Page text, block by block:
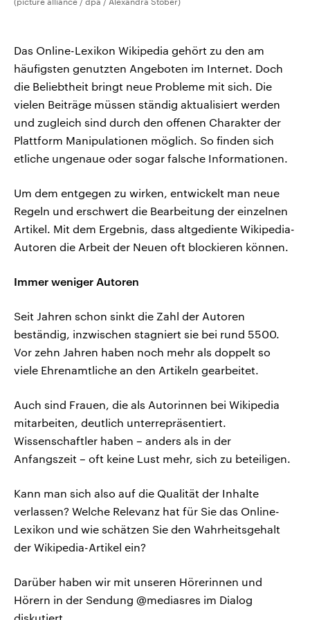
Das Online-Lexikon Wikipedia gehört zu den am
häufigsten genutzten Angeboten im Internet. Doch
die Beliebtheit bringt neue Probleme mit sich. Die
vielen Beiträge müssen ständig aktualisiert werden
und zugleich sind durch den offenen Charakter der
Plattform Manipulationen möglich. So finden sich
etliche ungenaue oder sogar falsche Informationen.
Um dem entgegen zu wirken, entwickelt man neue
Regeln und erschwert die Bearbeitung der einzelnen
Artikel. Mit dem Ergebnis, dass altgediente Wikipedia-
Autoren die Arbeit der Neuen oft blockieren können.
Immer weniger Autoren
Seit Jahren schon sinkt die Zahl der Autoren
beständig, inzwischen stagniert sie bei rund 5500.
Vor zehn Jahren haben noch mehr als doppelt so
viele Ehrenamtliche an den Artikeln gearbeitet.
Auch sind Frauen, die als Autorinnen bei Wikipedia
mitarbeiten, deutlich unterrepräsentiert.
Wissenschaftler haben – anders als in der
Anfangszeit – oft keine Lust mehr, sich zu beteiligen.
Kann man sich also auf die Qualität der Inhalte
verlassen? Welche Relevanz hat für Sie das Online-
Lexikon und wie schätzen Sie den Wahrheitsgehalt
der Wikipedia-Artikel ein?
Darüber haben wir mit unseren Hörerinnen und
Hörern in der Sendung @mediasres im Dialog